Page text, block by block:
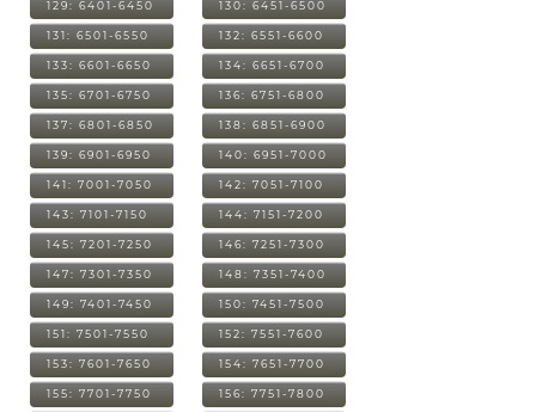
129: 6401-6450 130: 6451-6500
131: 6501-6550 132: 6551-6600
133: 6601-6650 134: 6651-6700
135: 6701-6750 136: 6751-6800
137: 6801-6850 138: 6851-6900
139: 6901-6950 140: 6951-7000
141: 7001-7050 142: 7051-7100
143: 7101-7150 144: 7151-7200
145: 7201-7250 146: 7251-7300
147: 7301-7350 148: 7351-7400
149: 7401-7450 150: 7451-7500
151: 7501-7550 152: 7551-7600
153: 7601-7650 154: 7651-7700
155: 7701-7750 156: 7751-7800